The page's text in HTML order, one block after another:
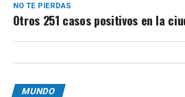
NO TE PIERDAS
Otros 251 casos positivos en la
MUNDO